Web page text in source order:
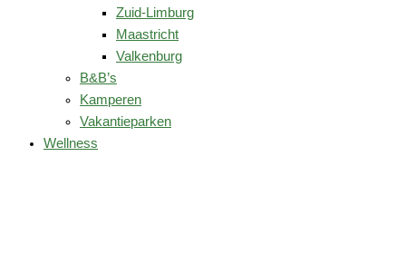
Zuid-Limburg
Maastricht
Valkenburg
B&B’s
Kamperen
Vakantieparken
Wellness